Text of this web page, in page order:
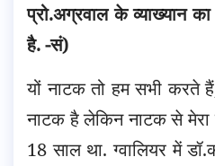
प्रो.अग्रवाल के व्याख्यान
है. -सं)
यों नाटक तो हम सभी करते
नाटक है लेकिन नाटक से मेरा
18 साल था. ग्वालियर में